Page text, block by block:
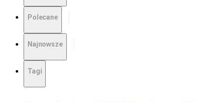
Polecane
Najnowsze
Tagi